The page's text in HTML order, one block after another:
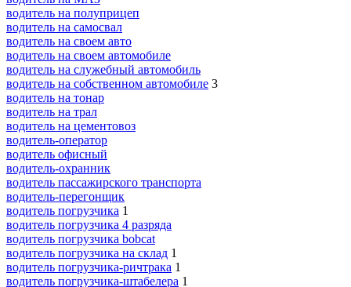
водитель на полуприцеп
водитель на самосвал
водитель на своем авто
водитель на своем автомобиле
водитель на служебный автомобиль
водитель на собственном автомобиле 3
водитель на тонар
водитель на трал
водитель на цементовоз
водитель-оператор
водитель офисный
водитель-охранник
водитель пассажирского транспорта
водитель-перегонщик
водитель погрузчика 1
водитель погрузчика 4 разряда
водитель погрузчика bobcat
водитель погрузчика на склад 1
водитель погрузчика-ричтрака 1
водитель погрузчика-штабелера 1